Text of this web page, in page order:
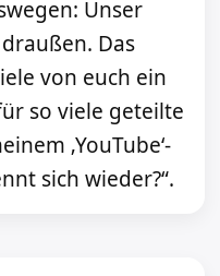
Unser
draußen. Das
von euch ein
so viele geteilte
‚YouTube‘-
sich wieder?“.